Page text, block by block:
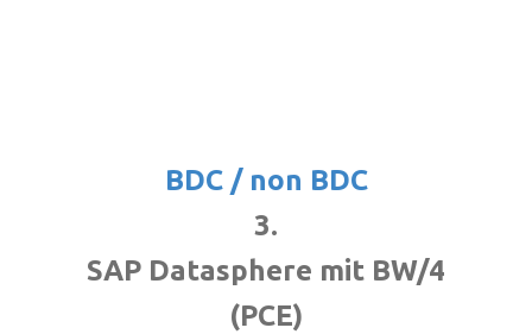
BDC / non BDC
3.
SAP Datasphere mit BW/4
(PCE)